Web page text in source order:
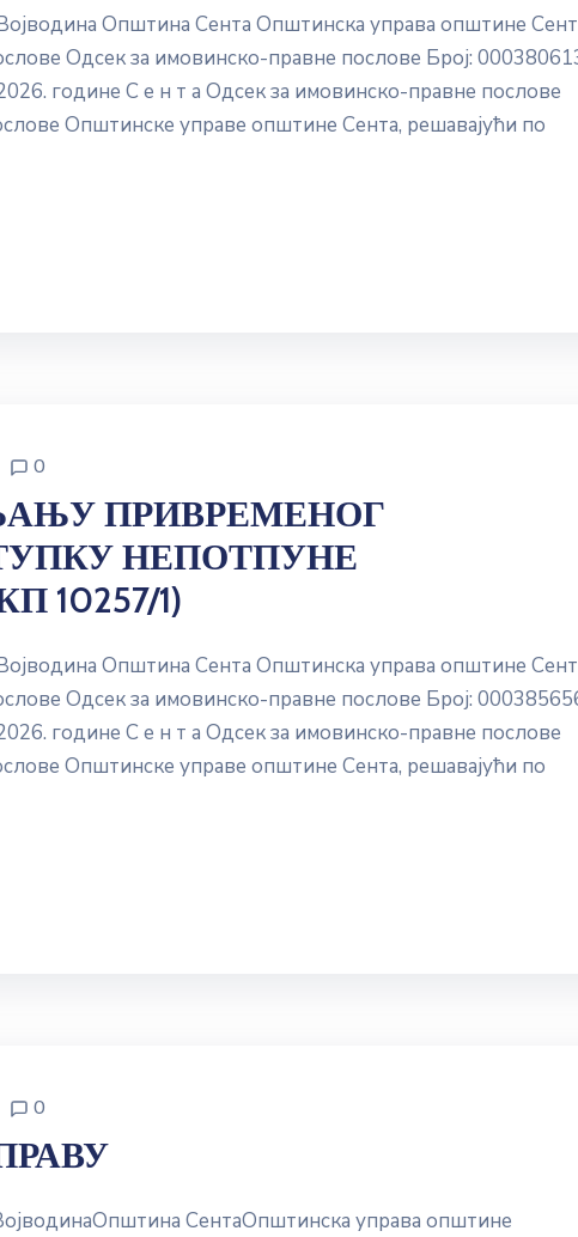
Општина Сента Општинска управа општине
Одсек за имовинско-правне послове Број:
године С е н т а Одсек за имовинско-правне послове
Општинске управе општине Сента, решавајући по
0
ПРИВРЕМЕНОГ
НЕПОТПУНЕ
10257/1)
Општина Сента Општинска управа општине
Одсек за имовинско-правне послове Број:
године С е н т а Одсек за имовинско-правне послове
Општинске управе општине Сента, решавајући по
0
СентаОпштинска управа општине